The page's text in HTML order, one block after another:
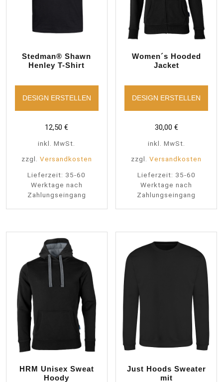
Stedman® Shawn
Henley T-Shirt
DESIGN ERSTELLEN
12,50€
inkl. MwSt.
zzgl. Versandkosten
Lieferzeit: 35-60
Werktage nach
Zahlungseingang
Women´s Hooded
Jacket
DESIGN ERSTELLEN
30,00 €
inkl. MwSt.
zzgl.Versandkosten
Lieferzeit: 35-60
Werktage nach
Zahlungseingang
HRM Unisex Sweat
Hoody
Just Hoods Sweater
mit